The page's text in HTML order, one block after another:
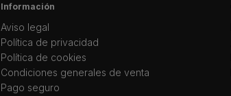
Información
Aviso legal
Política de privacidad
Política de cookies
Condiciones generales de venta
Pago seguro